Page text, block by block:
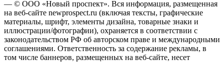
— © ООО «Новый проспект». Вся информация, размещенная
на веб-сайте newprospect.ru (включая тексты, графические
материалы, шрифт, элементы дизайна, товарные знаки и
иллюстрации/фотографии), охраняется в соответствии с
законодательством РФ об авторском праве и международными
соглашениями. Ответственность за содержание рекламы, в
том числе баннеров, размещенных на веб-сайте, несет